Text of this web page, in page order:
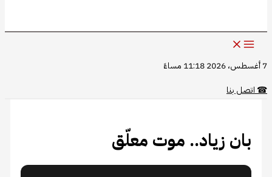
7 أغسطس، 2026 11:18 مساءً
☎اتصل بنا
بان زياد.. موت معلّق